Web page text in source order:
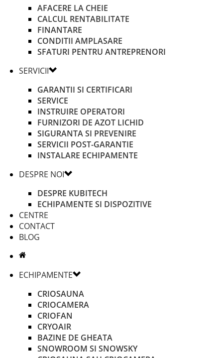
AFACERE LA CHEIE
CALCUL RENTABILITATE
FINANTARE
CONDITII AMPLASARE
SFATURI PENTRU ANTREPRENORI
SERVICII
GARANTII SI CERTIFICARI
SERVICE
INSTRUIRE OPERATORI
FURNIZORI DE AZOT LICHID
SIGURANTA SI PREVENIRE
SERVICII POST-GARANTIE
INSTALARE ECHIPAMENTE
DESPRE NOI
DESPRE KUBITECH
ECHIPAMENTE SI DISPOZITIVE
CENTRE
CONTACT
BLOG
ECHIPAMENTE
CRIOSAUNA
CRIOCAMERA
CRIOFAN
CRYOAIR
BAZINE DE GHEATA
SNOWROOM SI SNOWSKY